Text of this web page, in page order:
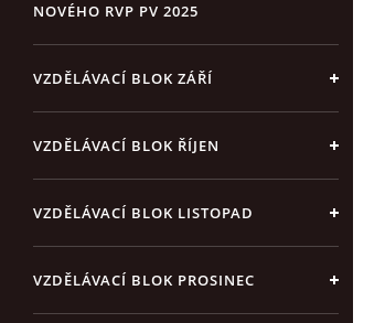
NOVÉHO RVP PV 2025
VZDĚLÁVACÍ BLOK ZÁŘÍ
VZDĚLÁVACÍ BLOK ŘÍJEN
VZDĚLÁVACÍ BLOK LISTOPAD
VZDĚLÁVACÍ BLOK PROSINEC